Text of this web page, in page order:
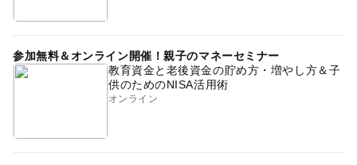
参加無料＆オンライン開催！親子のマネーセミナー
教育資金と老後資金の貯め方・増やし方＆子
供のためのNISA活用術
オンライン